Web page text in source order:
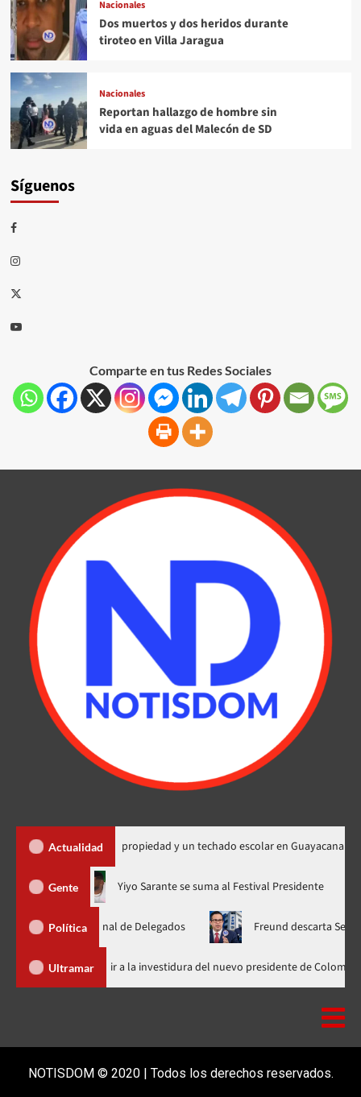
Nacionales
Dos muertos y dos heridos durante
tiroteo en Villa Jaragua
Nacionales
Reportan hallazgo de hombre sin
vida en aguas del Malecón de SD
Síguenos
Comparte en tus Redes Sociales
Actualidad
títulos de propiedad y un techado escolar en Guayacanal
Gente
en nuevo horario Yiyo Sarante se suma al Festival
Política
Nacional de Delegados Freund descarta Secretaría de
Ultramar
Abinader llega a Cali para asistir a la investidura del nuevo
NOTISDOM © 2020 | Todos los derechos reservados.